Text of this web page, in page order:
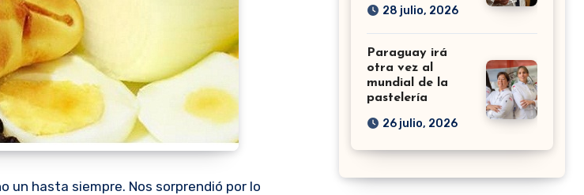
un hasta siempre. Nos sorprendió por lo
28 julio, 2026
Paraguay irá
otra vez al
mundial de la
pastelería
26 julio, 2026